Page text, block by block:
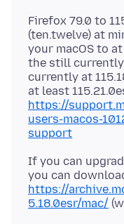
Firefox 79.0 to
(ten.twelve) at
your macOS to
the still currently
currently at
at least
https://
users-macos-
support
If you can
you can
https://
5.18.0esr/mac/